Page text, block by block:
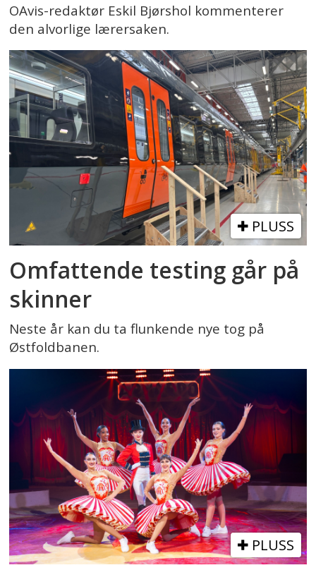
OAvis-redaktør Eskil Bjørshol kommenterer
den alvorlige lærersaken.
PLUSS
Omfattende testing går på
skinner
Neste år kan du ta flunkende nye tog på
Østfoldbanen.
PLUSS